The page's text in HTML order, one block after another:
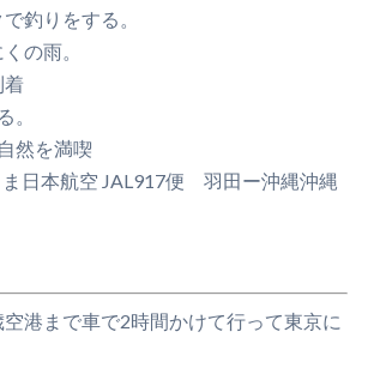
釣りをする。
の雨。
着
。
然を満喫
日本航空 JAL917便 羽田ー沖縄沖縄
港まで車で2時間かけて行って東京に